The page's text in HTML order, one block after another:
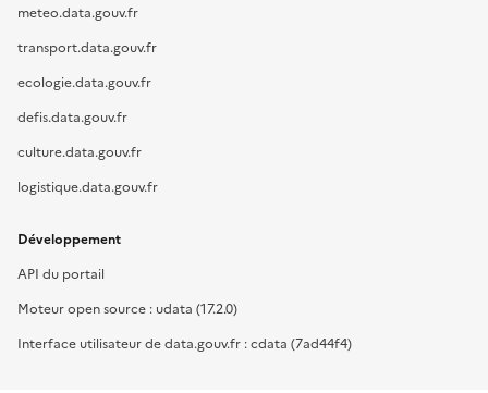
meteo.data.gouv.fr
transport.data.gouv.fr
ecologie.data.gouv.fr
defis.data.gouv.fr
culture.data.gouv.fr
logistique.data.gouv.fr
Développement
API du portail
Moteur open source : udata (17.2.0)
Interface utilisateur de data.gouv.fr : cdata (7ad44f4)